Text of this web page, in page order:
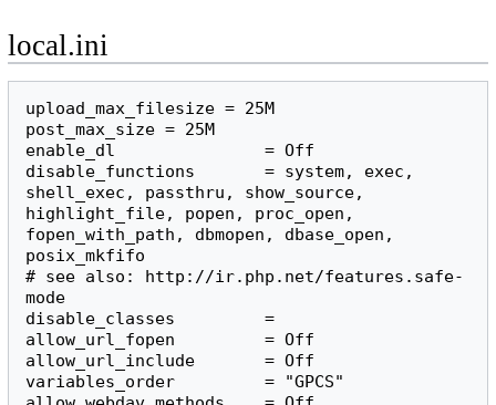
local.ini
upload_max_filesize = 25M
post_max_size = 25M
enable_dl               = Off
disable_functions       = system, exec,
shell_exec, passthru, show_source,
highlight_file, popen, proc_open,
fopen_with_path, dbmopen, dbase_open,
posix_mkfifo
# see also: http://ir.php.net/features.safe-
mode
disable_classes         =
allow_url_fopen         = Off
allow_url_include       = Off
variables_order         = "GPCS"